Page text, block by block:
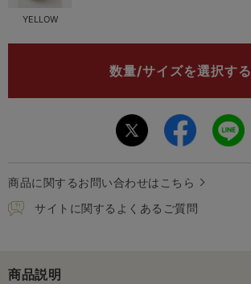
YELLOW
数量/サイズを選択する
商品に関するお問い合わせはこちら
サイトに関するよくあるご質問
商品説明